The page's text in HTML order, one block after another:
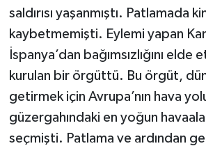
saldırısı yaşanmıştı. Patlamada
kaybetmemişti. Eylemi yapan
İspanya’dan bağımsızlığını elde
kurulan bir örgüttü. Bu örgüt,
getirmek için Avrupa’nın hava
güzergahındaki en yoğun
seçmişti. Patlama ve ardından